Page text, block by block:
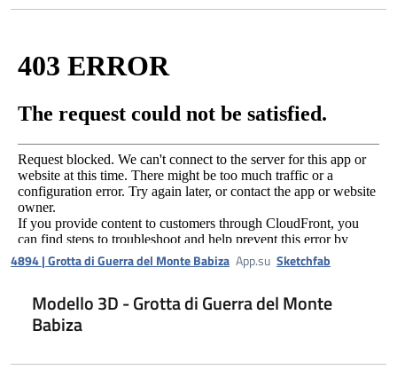
4894 | Grotta di Guerra del Monte Babiza App.su Sketchfab
Modello 3D - Grotta di Guerra del Monte
Babiza